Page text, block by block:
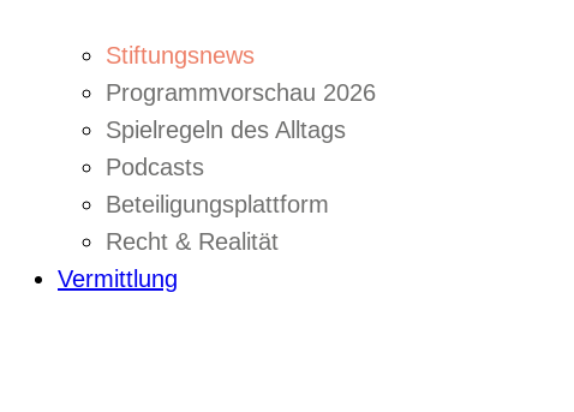
Stiftungsnews
Programmvorschau 2026
Spielregeln des Alltags
Podcasts
Beteiligungsplattform
Recht & Realität
Vermittlung